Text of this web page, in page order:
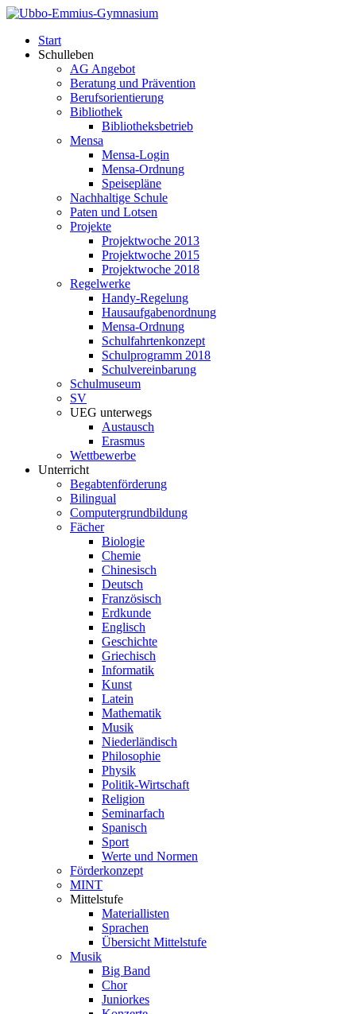
Start
Schulleben
AG Angebot
Beratung und Prävention
Berufsorientierung
Bibliothek
Bibliotheksbetrieb
Mensa
Mensa-Login
Mensa-Ordnung
Speisepläne
Nachhaltige Schule
Paten und Lotsen
Projekte
Projektwoche 2013
Projektwoche 2015
Projektwoche 2018
Regelwerke
Handy-Regelung
Hausaufgabenordnung
Mensa-Ordnung
Schulfahrtenkonzept
Schulprogramm 2018
Schulvereinbarung
Schulmuseum
SV
UEG unterwegs
Austausch
Erasmus
Wettbewerbe
Unterricht
Begabtenförderung
Bilingual
Computergrundbildung
Fächer
Biologie
Chemie
Chinesisch
Deutsch
Französisch
Erdkunde
Englisch
Geschichte
Griechisch
Informatik
Kunst
Latein
Mathematik
Musik
Niederländisch
Philosophie
Physik
Politik-Wirtschaft
Religion
Seminarfach
Spanisch
Sport
Werte und Normen
Förderkonzept
MINT
Mittelstufe
Materiallisten
Sprachen
Übersicht Mittelstufe
Musik
Big Band
Chor
Juniorkes